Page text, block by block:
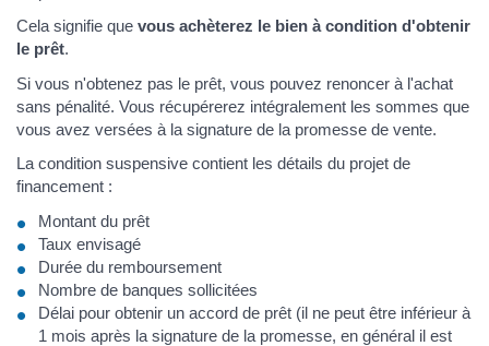
Cela signifie que vous achèterez le bien à condition d'obtenir
le prêt.
Si vous n'obtenez pas le prêt, vous pouvez renoncer à l'achat
sans pénalité. Vous récupérerez intégralement les sommes que
vous avez versées à la signature de la promesse de vente.
La condition suspensive contient les détails du projet de
financement :
Montant du prêt
Taux envisagé
Durée du remboursement
Nombre de banques sollicitées
Délai pour obtenir un accord de prêt (il ne peut être inférieur à
1 mois après la signature de la promesse, en général il est